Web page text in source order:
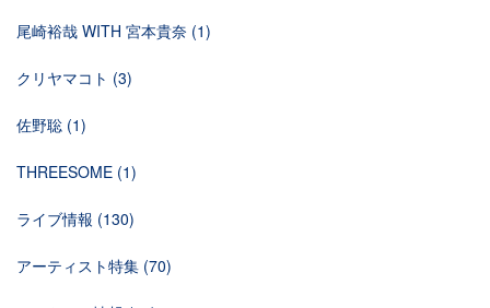
尾崎裕哉 WITH 宮本貴奈 (1)
クリヤマコト (3)
佐野聡 (1)
THREESOME (1)
ライブ情報 (130)
アーティスト特集 (70)